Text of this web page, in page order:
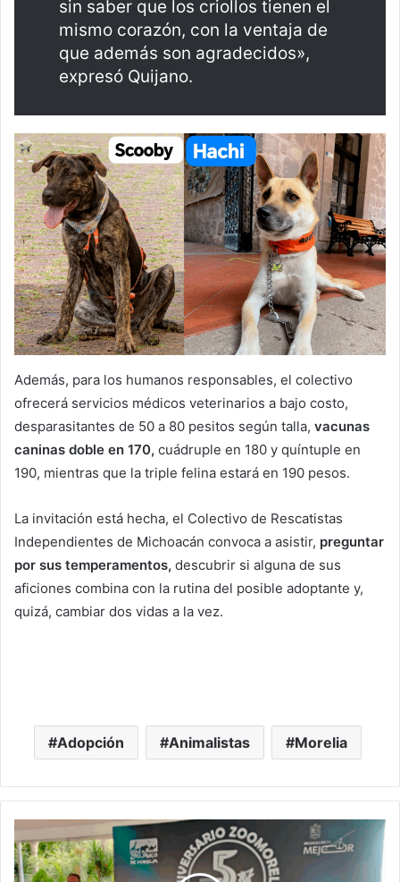
sin saber que los criollos tienen el
mismo corazón, con la ventaja de
que además son agradecidos»,
expresó Quijano.
Además, para los humanos responsables, el colectivo
ofrecerá servicios médicos veterinarios a bajo costo,
desparasitantes de 50 a 80 pesitos según talla, vacunas
caninas doble en 170, cuádruple en 180 y quíntuple en
190, mientras que la triple felina estará en 190 pesos.
La invitación está hecha, el Colectivo de Rescatistas
Independientes de Michoacán convoca a asistir, preguntar
por sus temperamentos, descubrir si alguna de sus
aficiones combina con la rutina del posible adoptante y,
quizá, cambiar dos vidas a la vez.
Adopción Animalistas Morelia
Adiós
Al
"Zoológico"